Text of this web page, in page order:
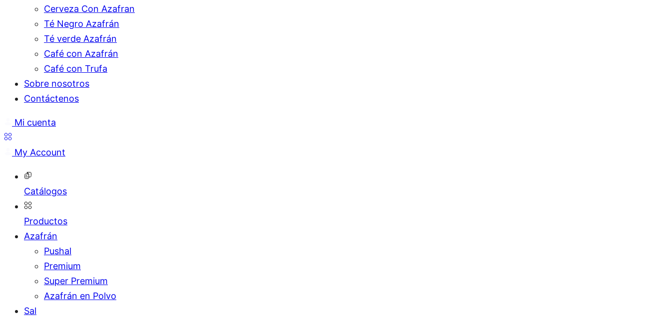
Cerveza Con Azafran
Té Negro Azafrán
Té verde Azafrán
Café con Azafrán
Café con Trufa
Sobre nosotros
Contáctenos
Mi cuenta
My Account
Catálogos
Productos
Azafrán
Pushal
Premium
Super Premium
Azafrán en Polvo
Sal